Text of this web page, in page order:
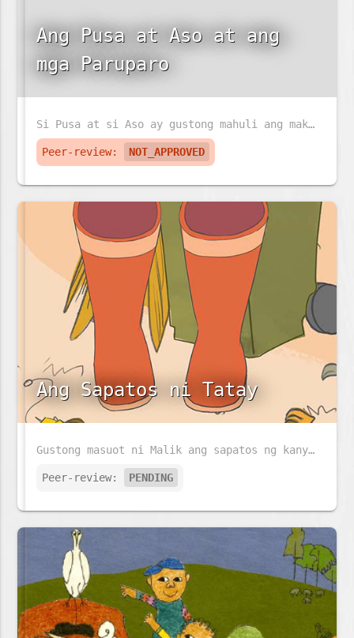
Ang Pusa at Aso at ang
mga Paruparo
Si Pusa at si Aso ay gustong mahuli ang makulay na paruparo. Pero ang paruparo ay sadyang napakabilis!
Peer-review: NOT_APPROVED
Ang Sapatos ni Tatay
Gustong masuot ni Malik ang sapatos ng kanyang Tatay habang naglilinis ng kanilang bakuran. Magkakasya kaya ang sapatos ni Tatay kay Malik?
Peer-review: PENDING